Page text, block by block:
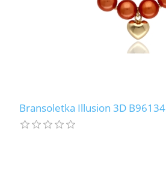
Bransoletka Illusion 3D B96134